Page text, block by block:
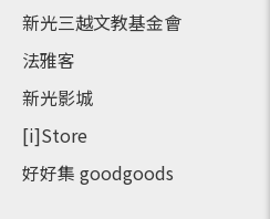
新光三越文教基金會
法雅客
新光影城
[i]Store
好好集 goodgoods